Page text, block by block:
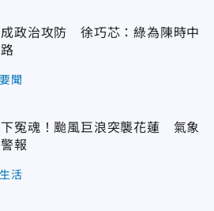
成政治攻防 徐巧芯：綠為陳時中
要聞
冤魂！颱風巨浪突襲花蓮 氣象
報
生活